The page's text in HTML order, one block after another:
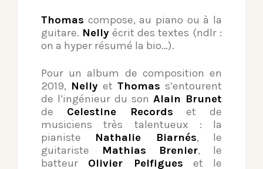
Thomas compose, au piano ou à la
guitare. Nelly écrit des textes (ndlr :
on a hyper résumé la bio…).
Pour un album de composition en
2019, Nelly et Thomas s’entourent
de l’ingénieur du son Alain Brunet
de Celestine Records et de
musiciens très talentueux : la
pianiste Nathalie Biarnés, le
guitariste
Mathias Brenier, le
batteur Olivier Pelfigues et le